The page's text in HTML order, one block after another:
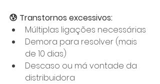
😰 Transtornos excessivos:
Múltiplas ligações necessárias
Demora para resolver (mais
de 10 dias)
Descaso ou má vontade da
distribuidora